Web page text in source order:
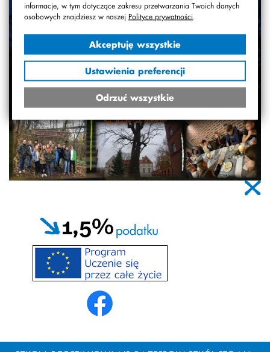
informacje, w tym dotyczące zakresu przetwarzania Twoich danych
osobowych znajdziesz w naszej Polityce prywatności
Akceptuję wszystkie
Ustawienia preferencji
Odrzuć wszystkie